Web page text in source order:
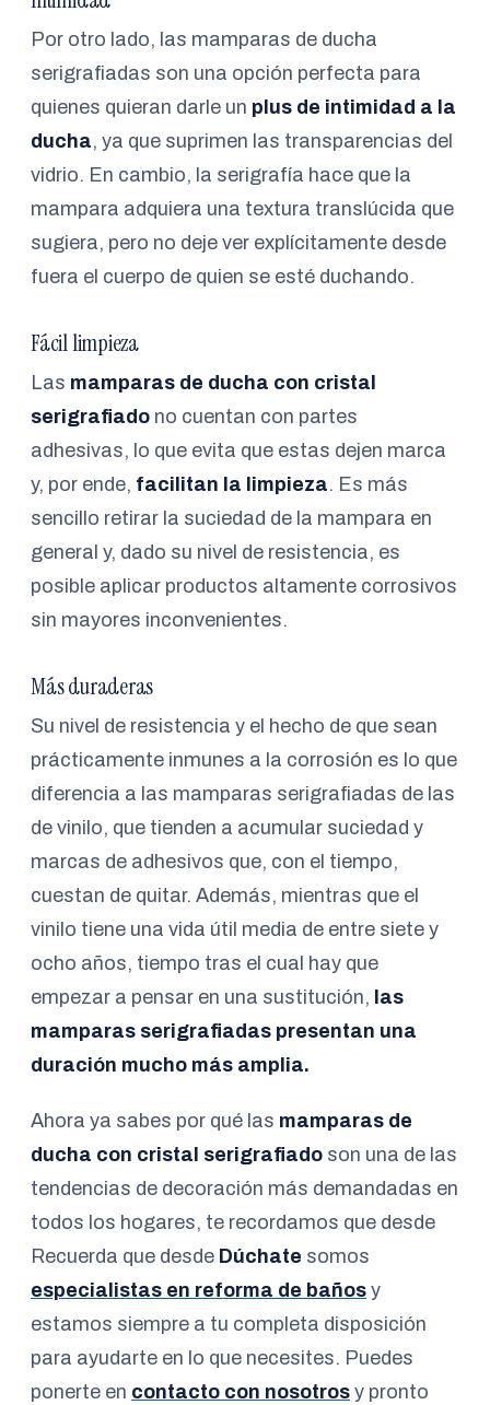
Por otro lado, las mamparas de ducha
serigrafiadas son una opción perfecta para
quienes quieran darle un plus de intimidad a la
ducha, ya que suprimen las transparencias del
vidrio. En cambio, la serigrafía hace que la
mampara adquiera una textura translúcida que
sugiera, pero no deje ver explícitamente desde
fuera el cuerpo de quien se esté duchando.
Fácil limpieza
Las mamparas de ducha con cristal
serigrafiado no cuentan con partes
adhesivas, lo que evita que estas dejen marca
y, por ende, facilitan la limpieza. Es más
sencillo retirar la suciedad de la mampara en
general y, dado su nivel de resistencia, es
posible aplicar productos altamente corrosivos
sin mayores inconvenientes.
Más duraderas
Su nivel de resistencia y el hecho de que sean
prácticamente inmunes a la corrosión es lo que
diferencia a las mamparas serigrafiadas de las
de vinilo, que tienden a acumular suciedad y
marcas de adhesivos que, con el tiempo,
cuestan de quitar. Además, mientras que el
vinilo tiene una vida útil media de entre siete y
ocho años, tiempo tras el cual hay que
empezar a pensar en una sustitución, las
mamparas serigrafiadas presentan una
duración mucho más amplia.
Ahora ya sabes por qué las mamparas de
ducha con cristal serigrafiado son una de las
tendencias de decoración más demandadas en
todos los hogares, te recordamos que desde
Recuerda que desde Dúchate somos
especialistas en reforma de baños y
estamos siempre a tu completa disposición
para ayudarte en lo que necesites. Puedes
ponerte en contacto con nosotros y pronto